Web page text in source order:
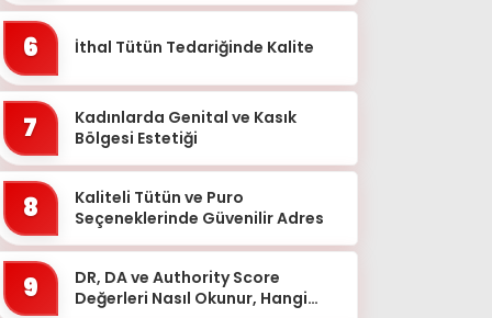
6 İthal Tütün Tedariğinde Kalite
7
Kadınlarda Genital ve Kasık
Bölgesi Estetiği
8
Kaliteli Tütün ve Puro
Seçeneklerinde Güvenilir Adres
9
DR, DA ve Authority Score
Değerleri Nasıl Okunur, Hangi
Bilecik
Bingöl
Bitlis
Bolu
Burdur
Bursa
Çanakkale
Çankırı